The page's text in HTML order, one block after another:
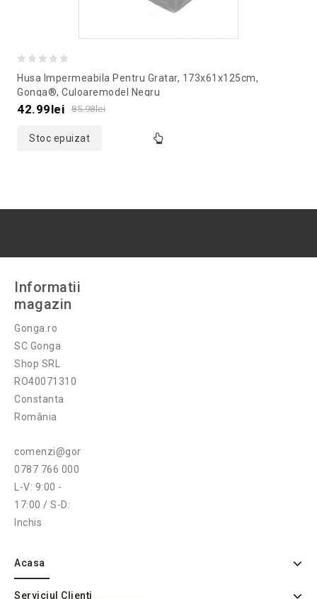
out
of
Husa Impermeabila Pentru Gratar, 173x61x125cm,
Gonga®, Culoaremodel Negru
85.98lei
42.99lei
Stoc epuizat
Informatii
magazin
Gonga.ro
SC Gonga
Shop SRL
RO40071310
Constanta
România
comenzi@gonga.ro
0787 766 000
L-V: 9:00 -
17:00 / S-D:
Inchis
Acasa
Serviciul Clienti